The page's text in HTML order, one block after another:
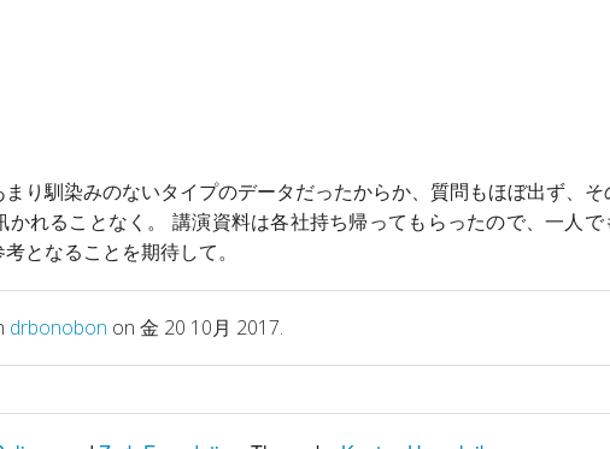
り馴染みのないタイプのデータだったからか、質問もほぼ出ず、そ
れることなく。 講演資料は各社持ち帰ってもらったので、一人で
となることを期待して。
drbonobon on 金 20 10月 2017.